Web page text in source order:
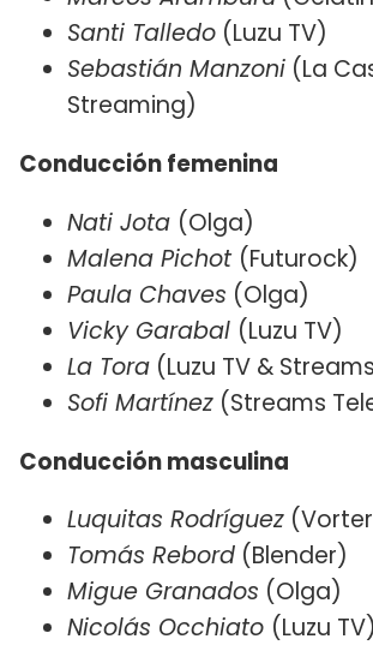
Santi Talledo (Luzu TV)
Sebastián Manzoni (La
Streaming)
Conducción femenina
Nati Jota (Olga)
Malena Pichot (Futurock)
Paula Chaves (Olga)
Vicky Garabal (Luzu TV)
La Tora (Luzu TV &
Sofi Martínez (Streams
Conducción masculina
Luquitas Rodríguez
Tomás Rebord (Blender)
Migue Granados (Olga)
Nicolás Occhiato (Luzu TV)